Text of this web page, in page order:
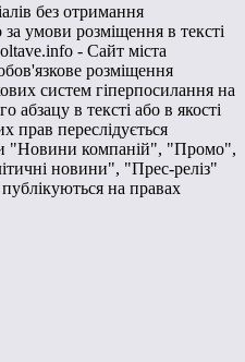
без отримання
умови розміщення в тексті
- Сайт міста
розміщення
систем гіперпосилання на
абзацу в тексті або в якості
прав переслідується
"Новини компаній", "Промо",
новини", "Прес-реліз"
на правах